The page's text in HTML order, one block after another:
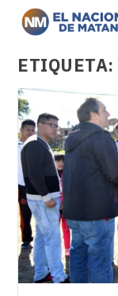
ETIQUETA: